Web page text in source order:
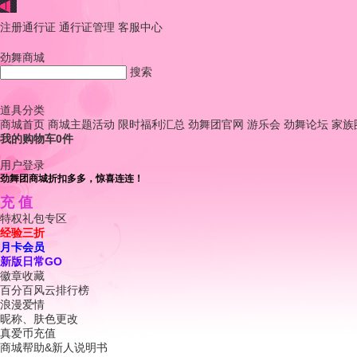
注册通行证 通行证管理 客服中心
劲舞商城
搜索
道具分类
商城首页 商城主题活动 限时福利汇总 劲舞团官网 游乐会 劲舞论坛 家族
我的购物车0件
用户登录
劲舞团商城折扣多多，惊喜连连！
充 值
特权礼包专区
经验三折
月卡会员
新版日常GO
徽章收藏
百分百风云排行榜
浪漫爱情
昵称、肤色更改
真爱币充值
商城帮助&新人说明书